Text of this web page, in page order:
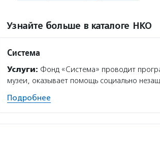
Узнайте больше в каталоге НКО
Система
Услуги: Фонд «Система» проводит
музеи, оказывает помощь социально
Подробнее